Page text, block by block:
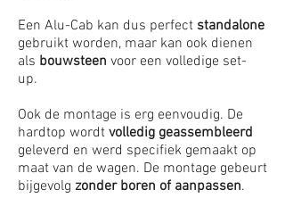
Een Alu-Cab kan dus perfect standalone
gebruikt worden, maar kan ook dienen
als bouwsteen voor een volledige set-
up.
Ook de montage is erg eenvoudig. De
hardtop wordt volledig geassembleerd
geleverd en werd specifiek gemaakt op
maat van de wagen. De montage gebeurt
bijgevolg zonder boren of aanpassen.